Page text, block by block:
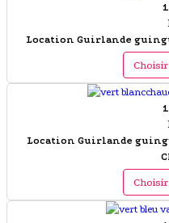
Location Guirlande
Location Guirlande